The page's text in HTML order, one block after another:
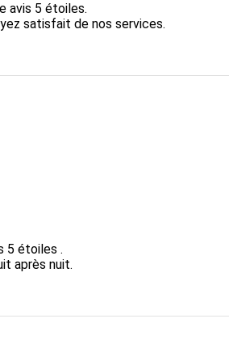
avis 5 étoiles.
satisfait de nos services.
5 étoiles .
après nuit.